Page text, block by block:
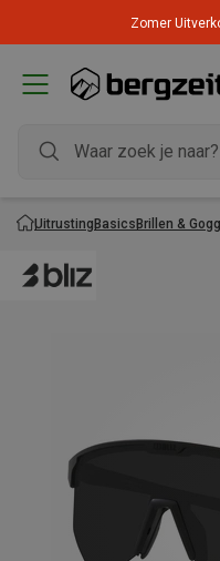
Zomer
UitrustingBasicsBrillen &